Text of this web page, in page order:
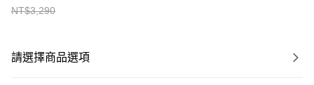
NT$3,290
請選擇商品選項